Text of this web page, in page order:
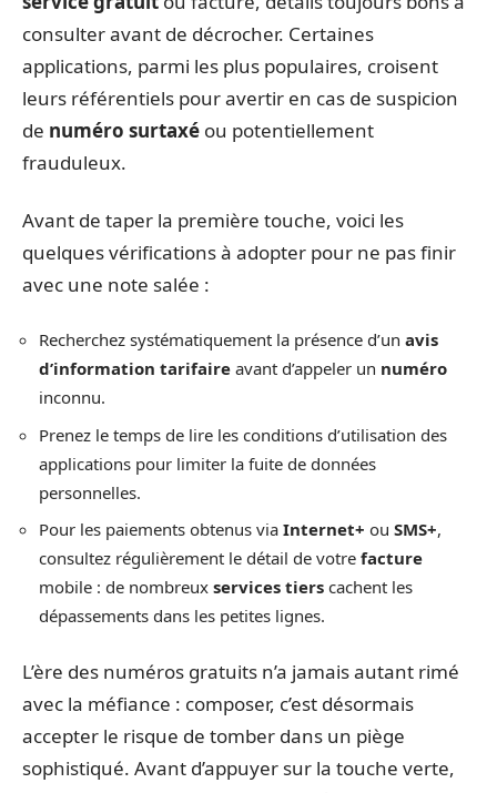
consulter avant de décrocher. Certaines
applications, parmi les plus populaires, croisent
leurs référentiels pour avertir en cas de suspicion
de numéro surtaxé ou potentiellement
frauduleux.
Avant de taper la première touche, voici les
quelques vérifications à adopter pour ne pas finir
avec une note salée :
Recherchez systématiquement la présence d’un avis
d’information tarifaire avant d’appeler un numéro
inconnu.
Prenez le temps de lire les conditions d’utilisation des
applications pour limiter la fuite de données
personnelles.
Pour les paiements obtenus via Internet+ ou SMS+,
consultez régulièrement le détail de votre facture
mobile : de nombreux services tiers cachent les
dépassements dans les petites lignes.
L’ère des numéros gratuits n’a jamais autant rimé
avec la méfiance : composer, c’est désormais
accepter le risque de tomber dans un piège
sophistiqué. Avant d’appuyer sur la touche verte,